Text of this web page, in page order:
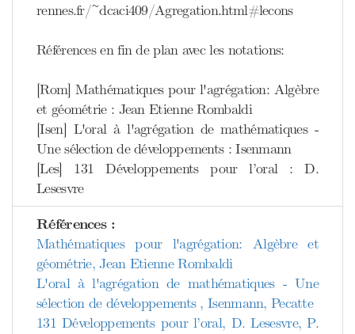
rennes.fr/~dcaci409/Agregation.html#lecons
Références en fin de plan avec les notations:
[Rom] Mathématiques pour l'agrégation: Algèbre
et géométrie : Jean Etienne Rombaldi
[Isen] L'oral à l'agrégation de mathématiques -
Une sélection de développements : Isenmann
[Les] 131 Développements pour l’oral : D.
Lesesvre
Références :
Mathématiques pour l'agrégation: Algèbre et
géométrie, Jean Etienne Rombaldi
L'oral à l'agrégation de mathématiques - Une
sélection de développements , Isenmann, Pecatte
131 Développements pour l’oral, D. Lesesvre, P.